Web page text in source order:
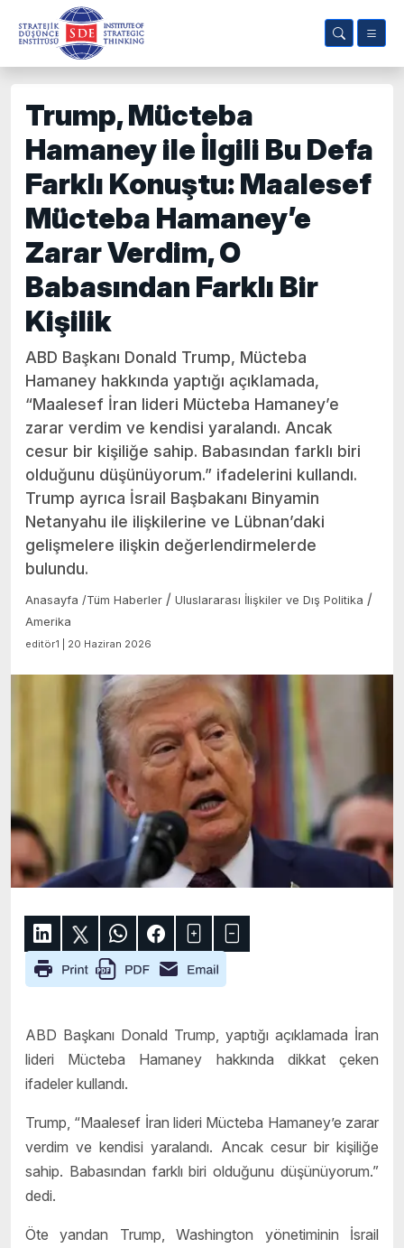
Trump, Mücteba
Hamaney ile İlgili Bu Defa
Farklı Konuştu: Maalesef
Mücteba Hamaney’e
Zarar Verdim, O
Babasından Farklı Bir
Kişilik
ABD Başkanı Donald Trump, Mücteba
Hamaney hakkında yaptığı açıklamada,
“Maalesef İran lideri Mücteba Hamaney’e
zarar verdim ve kendisi yaralandı. Ancak
cesur bir kişiliğe sahip. Babasından farklı biri
olduğunu düşünüyorum.” ifadelerini kullandı.
Trump ayrıca İsrail Başbakanı Binyamin
Netanyahu ile ilişkilerine ve Lübnan’daki
gelişmelere ilişkin değerlendirmelerde
bulundu.
Anasayfa /Tüm Haberler / Uluslararası İlişkiler ve Dış Politika /
Amerika
editör1 | 20 Haziran 2026
ABD Başkanı Donald Trump, yaptığı açıklamada İran
lideri Mücteba Hamaney hakkında dikkat çeken
ifadeler kullandı.
Trump, “Maalesef İran lideri Mücteba Hamaney’e zarar
verdim ve kendisi yaralandı. Ancak cesur bir kişiliğe
sahip. Babasından farklı biri olduğunu düşünüyorum.”
dedi.
Öte yandan Trump, Washington yönetiminin İsrail